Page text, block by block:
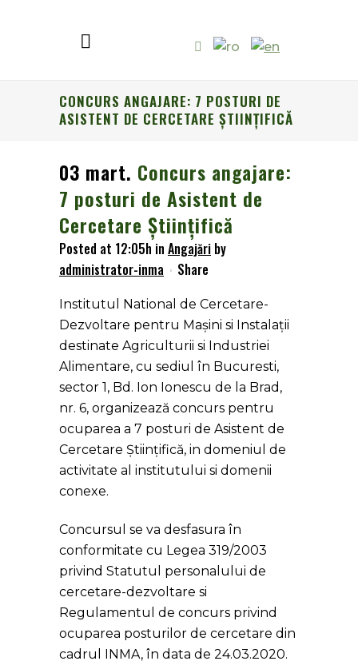
CONCURS ANGAJARE: 7 POSTURI DE
ASISTENT DE CERCETARE ȘTIINȚIFICĂ
03 mart. Concurs angajare:
7 posturi de Asistent de
Cercetare Științifică
Posted at 12:05h in Angajări by
administrator-inma
Share
Institutul National de Cercetare-
Dezvoltare pentru Mașini si Instalații
destinate Agriculturii si Industriei
Alimentare, cu sediul în Bucuresti,
sector 1, Bd. Ion Ionescu de la Brad,
nr. 6, organizează concurs pentru
ocuparea a 7 posturi de Asistent de
Cercetare Științifică, in domeniul de
activitate al institutului si domenii
conexe.
Concursul se va desfasura în
conformitate cu Legea 319/2003
privind Statutul personalului de
cercetare-dezvoltare si
Regulamentul de concurs privind
ocuparea posturilor de cercetare din
cadrul INMA, în data de 24.03.2020.